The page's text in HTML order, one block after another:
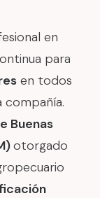
en
para
en todos
Buenas
otorgado